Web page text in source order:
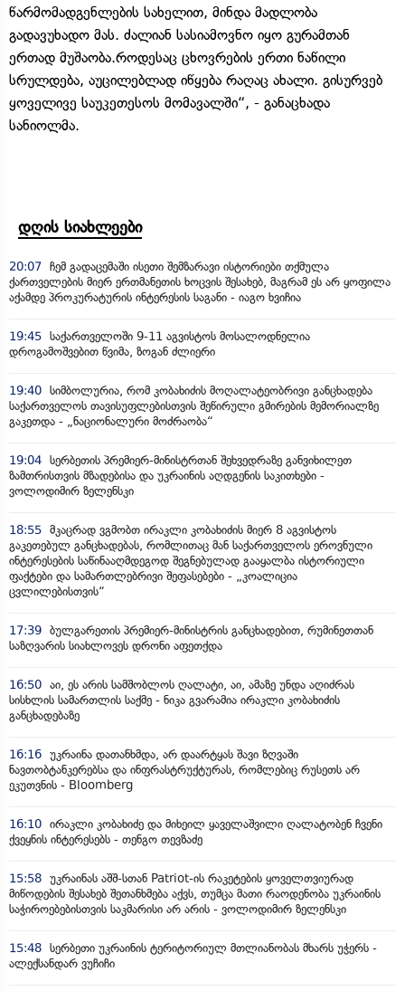
წარმომადგენლების სახელით, მინდა მადლობა
გადავუხადო მას. ძალიან სასიამოვნო იყო გურამთან
ერთად მუშაობა.როდესაც ცხოვრების ერთი ნაწილი
სრულდება, აუცილებლად იწყება რაღაც ახალი. გისურვებ
ყოველივე საუკეთესოს მომავალში“, - განაცხადა
სანიოლმა.
დღის სიახლეები
20:07 ჩემ გადაცემაში ისეთი შემზარავი ისტორიები თქმულა
ქართველების მიერ ერთმანეთის ხოცვის შესახებ, მაგრამ ეს არ ყოფილა
აქამდე პროკურატურის ინტერესის საგანი - იაგო ხვიჩია
19:45 საქართველოში 9-11 აგვისტოს მოსალოდნელია
დროგამოშვებით წვიმა, ზოგან ძლიერი
19:40 სიმბოლურია, რომ კობახიძის მოღალატეობრივი განცხადება
საქართველოს თავისუფლებისთვის შეწირული გმირების მემორიალზე
გაკეთდა - „ნაციონალური მოძრაობა“
19:04 სერბეთის პრემიერ-მინისტრთან შეხვედრაზე განვიხილეთ
ზამთრისთვის მზადებისა და უკრაინის აღდგენის საკითხები -
ვოლოდიმირ ზელენსკი
18:55 მკაცრად ვგმობთ ირაკლი კობახიძის მიერ 8 აგვისტოს
გაკეთებულ განცხადებას, რომლითაც მან საქართველოს ეროვნული
ინტერესების საწინააღმდეგოდ შეგნებულად გააყალბა ისტორიული
ფაქტები და სამართლებრივი შეფასებები - „კოალიცია
ცვლილებისთვის“
17:39 ბულგარეთის პრემიერ-მინისტრის განცხადებით, რუმინეთთან
საზღვარის სიახლოვეს დრონი აფეთქდა
16:50 აი, ეს არის სამშობლოს ღალატი, აი, ამაზე უნდა აღიძრას
სისხლის სამართლის საქმე - ნიკა გვარამია ირაკლი კობახიძის
განცხადებაზე
16:16 უკრაინა დათანხმდა, არ დაარტყას შავი ზღვაში
ნავთობტანკერებსა და ინფრასტრუქტურას, რომლებიც რუსეთს არ
ეკუთვნის - Bloomberg
16:10 ირაკლი კობახიძე და მიხეილ ყაველაშვილი ღალატობენ ჩვენი
ქვეყნის ინტერესებს - თენგო თევზაძე
15:58 უკრაინას აშშ-სთან Patriot-ის რაკეტების ყოველთვიურად
მიწოდების შესახებ შეთანხმება აქვს, თუმცა მათი რაოდენობა უკრაინის
საჭიროებებისთვის საკმარისი არ არის - ვოლოდიმირ ზელენსკი
15:48 სერბეთი უკრაინის ტერიტორიულ მთლიანობას მხარს უჭერს -
ალექსანდარ ვუჩიჩი